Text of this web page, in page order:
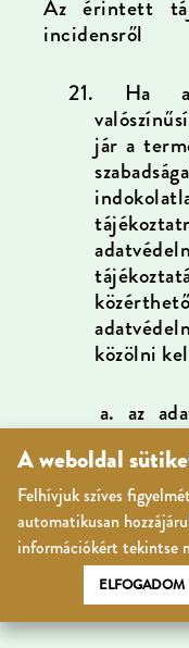
Az érintett
incidensről
21. Ha
jár a
közölni
a. az
b.
A weboldal
Felhívjuk szíves
automatikusan
információkért tekintse
ELFOGADOM